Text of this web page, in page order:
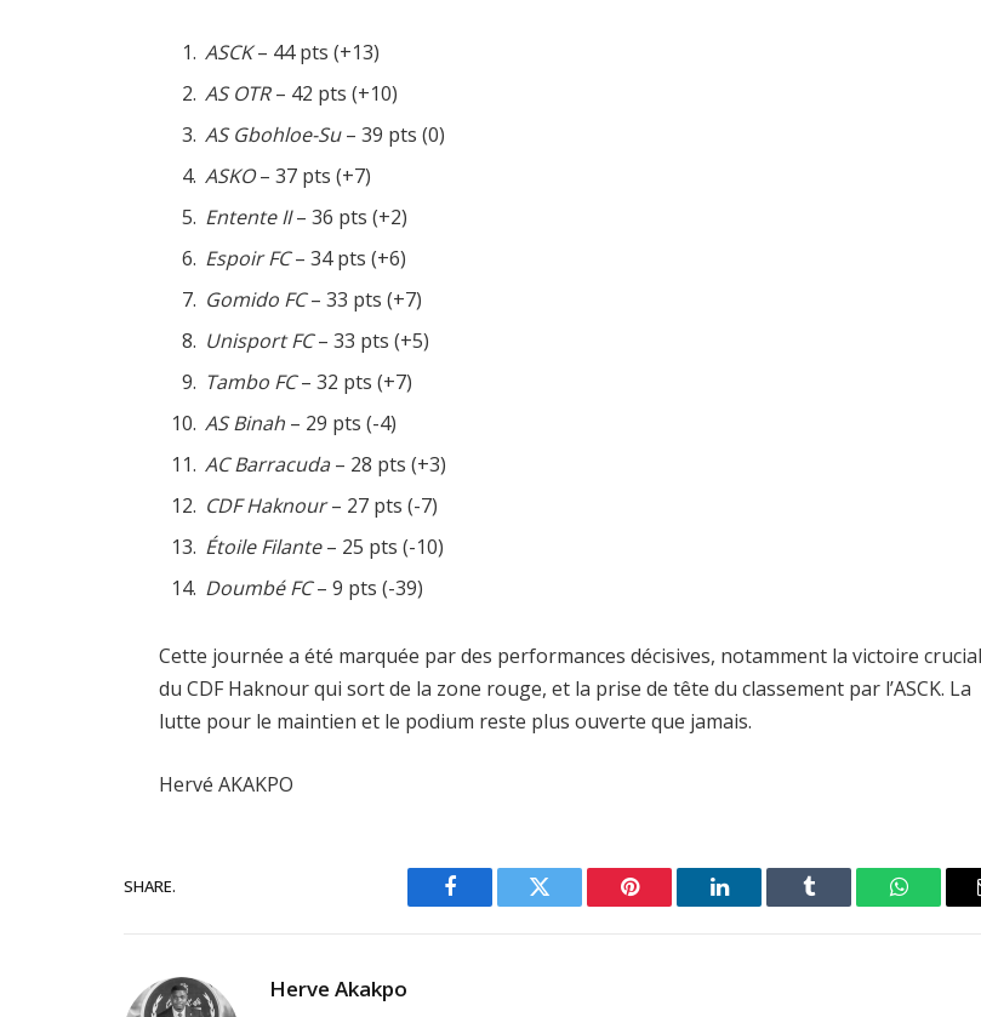
ASCK– 44 pts (+13)
AS OTR– 42 pts (+10)
AS Gbohloe-Su– 39 pts (0)
ASKO– 37 pts (+7)
Entente II– 36 pts (+2)
Espoir FC– 34 pts (+6)
Gomido FC– 33 pts (+7)
Unisport FC– 33 pts (+5)
Tambo FC– 32 pts (+7)
AS Binah – 29 pts (-4)
AC Barracuda– 28 pts (+3)
CDF Haknour– 27 pts (-7)
Étoile Filante– 25 pts (-10)
Doumbé FC– 9 pts (-39)
Cette journée a été marquée par des performances décisives, notamment la victoire
du CDF Haknour qui sort de la zone rouge, et la prise de tête du classement par l’ASCK. La
lutte pour le maintien et le podium reste plus ouverte que jamais.
Hervé AKAKPO
SHARE.
Facebook Twitter Pinterest LinkedIn Tumblr
Herve Akakpo